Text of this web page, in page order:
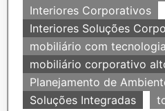
Interiores Corporativos
Interiores Soluções
mobiliário com tecnologia
mobiliário corporativo
Planejamento de
Soluções Integradas